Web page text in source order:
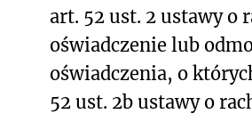
art. 52 ust. 2 ustawy o
oświadczenie lub
oświadczenia, o
52 ust. 2b ustawy o